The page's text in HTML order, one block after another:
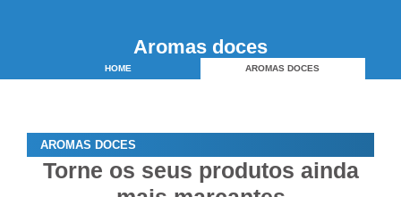
Aromas doces
HOME AROMAS DOCES
AROMAS DOCES
Torne os seus produtos ainda